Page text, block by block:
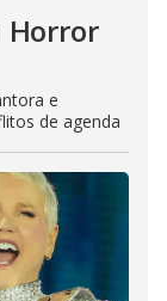
Horror
e
de agenda